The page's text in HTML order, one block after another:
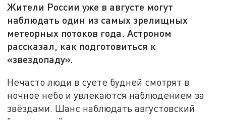
Жители России уже в августе могут
наблюдать один из самых зрелищных
метеорных потоков года. Астроном
рассказал, как подготовиться к
«звездопаду».
Нечасто люди в суете будней смотрят в
ночное небо и увлекаются наблюдением за
звёздами. Шанс наблюдать августовский